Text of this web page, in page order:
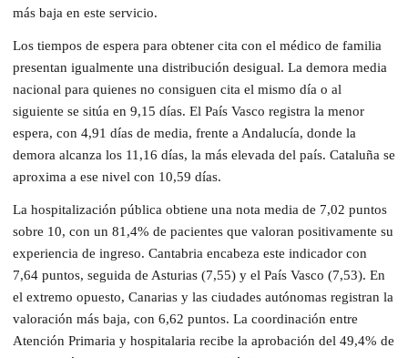
más baja en este servicio.
Los tiempos de espera para obtener cita con el médico de familia
presentan igualmente una distribución desigual. La demora media
nacional para quienes no consiguen cita el mismo día o al
siguiente se sitúa en 9,15 días. El País Vasco registra la menor
espera, con 4,91 días de media, frente a Andalucía, donde la
demora alcanza los 11,16 días, la más elevada del país. Cataluña se
aproxima a ese nivel con 10,59 días.
La hospitalización pública obtiene una nota media de 7,02 puntos
sobre 10, con un 81,4% de pacientes que valoran positivamente su
experiencia de ingreso. Cantabria encabeza este indicador con
7,64 puntos, seguida de Asturias (7,55) y el País Vasco (7,53). En
el extremo opuesto, Canarias y las ciudades autónomas registran la
valoración más baja, con 6,62 puntos. La coordinación entre
Atención Primaria y hospitalaria recibe la aprobación del 49,4% de